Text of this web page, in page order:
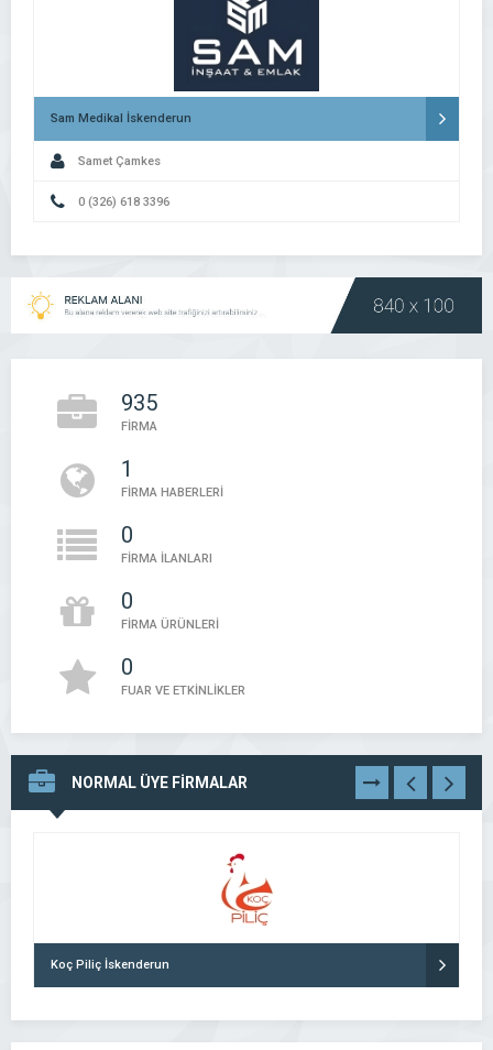
Sam Medikal İskenderun
Samet Çamkes
0 (326) 618 3396
935
FİRMA
1
FİRMA HABERLERİ
0
FİRMA İLANLARI
0
FİRMA ÜRÜNLERİ
0
FUAR VE ETKİNLİKLER
NORMAL ÜYE FİRMALAR TÜMÜNÜ
GÖR
Koç Piliç İskenderun